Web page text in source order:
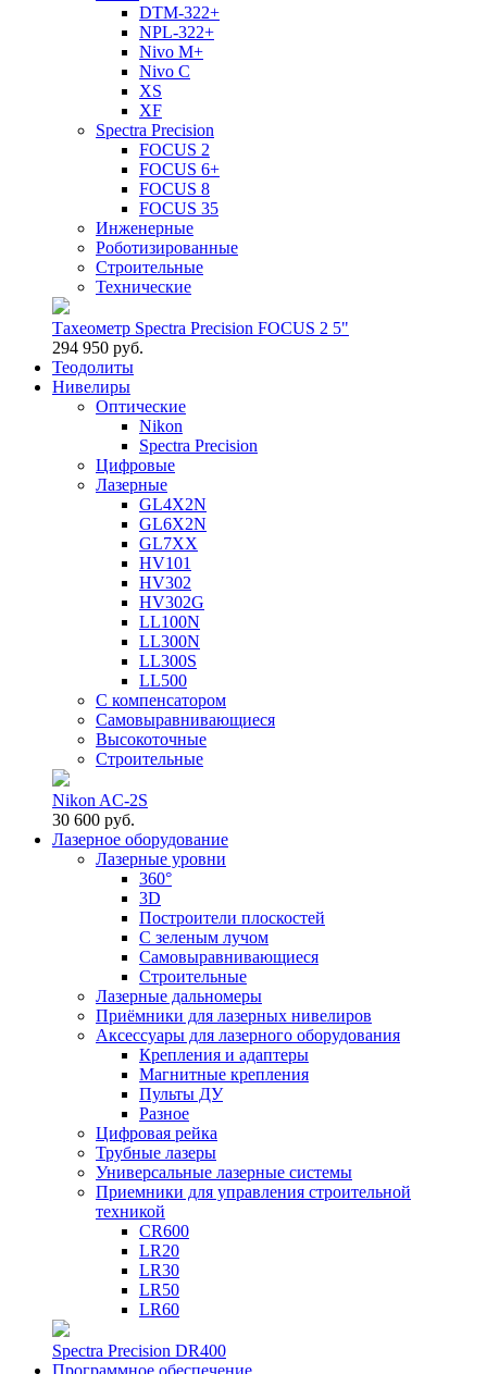
DTM-322+
NPL-322+
Nivo M+
Nivo C
XS
XF
Spectra Precision
FOCUS 2
FOCUS 6+
FOCUS 8
FOCUS 35
Инженерные
Роботизированные
Строительные
Технические
Тахеометр Spectra Precision FOCUS 2 5"
294 950 руб.
Теодолиты
Нивелиры
Оптические
Nikon
Spectra Precision
Цифровые
Лазерные
GL4X2N
GL6X2N
GL7XX
HV101
HV302
HV302G
LL100N
LL300N
LL300S
LL500
С компенсатором
Самовыравнивающиеся
Высокоточные
Строительные
Nikon AC-2S
30 600 руб.
Лазерное оборудование
Лазерные уровни
360°
3D
Построители плоскостей
С зеленым лучом
Самовыравнивающиеся
Строительные
Лазерные дальномеры
Приёмники для лазерных нивелиров
Аксессуары для лазерного оборудования
Крепления и адаптеры
Магнитные крепления
Пульты ДУ
Разное
Цифровая рейка
Трубные лазеры
Универсальные лазерные системы
Приемники для управления строительной
техникой
CR600
LR20
LR30
LR50
LR60
Spectra Precision DR400
Программное обеспечение